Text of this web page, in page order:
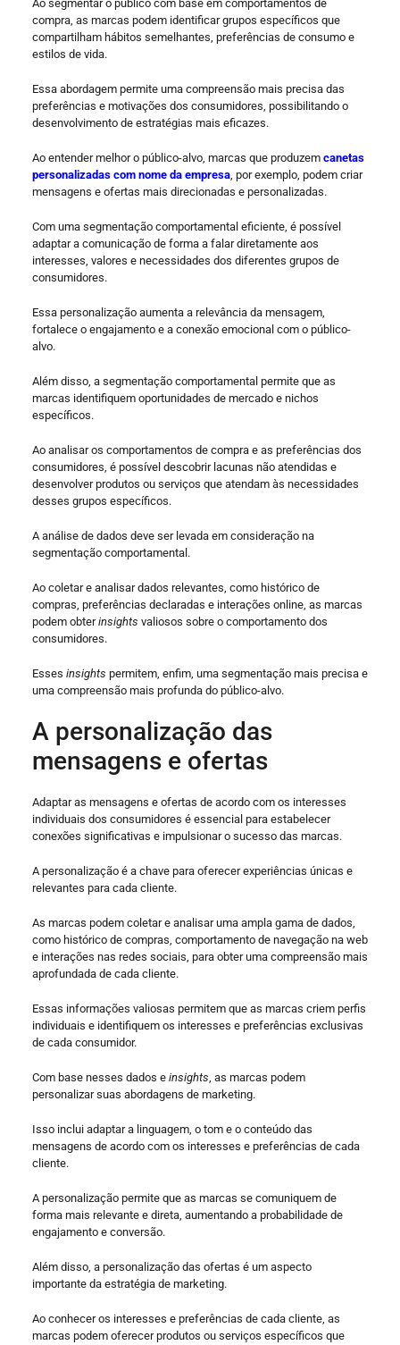
Ao segmentar o público com base em comportamentos de
compra, as marcas podem identificar grupos específicos que
compartilham hábitos semelhantes, preferências de consumo e
estilos de vida.
Essa abordagem permite uma compreensão mais precisa das
preferências e motivações dos consumidores, possibilitando o
desenvolvimento de estratégias mais eficazes.
Ao entender melhor o público-alvo, marcas que produzem canetas
personalizadas com nome da empresa, por exemplo, podem criar
mensagens e ofertas mais direcionadas e personalizadas.
Com uma segmentação comportamental eficiente, é possível
adaptar a comunicação de forma a falar diretamente aos
interesses, valores e necessidades dos diferentes grupos de
consumidores.
Essa personalização aumenta a relevância da mensagem,
fortalece o engajamento e a conexão emocional com o público-
alvo.
Além disso, a segmentação comportamental permite que as
marcas identifiquem oportunidades de mercado e nichos
específicos.
Ao analisar os comportamentos de compra e as preferências dos
consumidores, é possível descobrir lacunas não atendidas e
desenvolver produtos ou serviços que atendam às necessidades
desses grupos específicos.
A análise de dados deve ser levada em consideração na
segmentação comportamental.
Ao coletar e analisar dados relevantes, como histórico de
compras, preferências declaradas e interações online, as marcas
podem obterinsights valiosos sobre o comportamento dos
consumidores.
Esses insights permitem, enfim, uma segmentação mais precisa e
uma compreensão mais profunda do público-alvo.
A personalização das
mensagens e ofertas
Adaptar as mensagens e ofertas de acordo com os interesses
individuais dos consumidores é essencial para estabelecer
conexões significativas e impulsionar o sucesso das marcas.
A personalização é a chave para oferecer experiências únicas e
relevantes para cada cliente.
As marcas podem coletar e analisar uma ampla gama de dados,
como histórico de compras, comportamento de navegação na web
e interações nas redes sociais, para obter uma compreensão mais
aprofundada de cada cliente.
Essas informações valiosas permitem que as marcas criem perfis
individuais e identifiquem os interesses e preferências exclusivas
de cada consumidor.
Com base nesses dados e insights, as marcas podem
personalizar suas abordagens de marketing.
Isso inclui adaptar a linguagem, o tom e o conteúdo das
mensagens de acordo com os interesses e preferências de cada
cliente.
A personalização permite que as marcas se comuniquem de
forma mais relevante e direta, aumentando a probabilidade de
engajamento e conversão.
Além disso, a personalização das ofertas é um aspecto
importante da estratégia de marketing.
Ao conhecer os interesses e preferências de cada cliente, as
marcas podem oferecer produtos ou serviços específicos que